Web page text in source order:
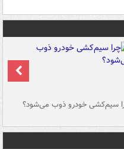
سیم‌کشی خودرو ذوب می‌شود؟